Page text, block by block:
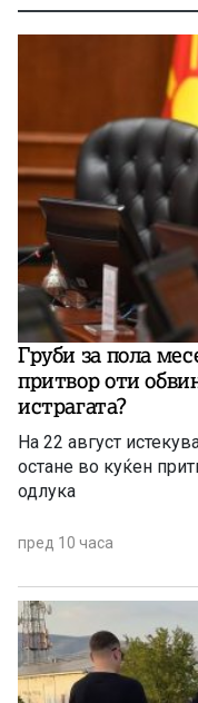
Груби за пола
притвор оти
истрагата?
На 22 август
остане во куќен
одлука
пред 10 часа